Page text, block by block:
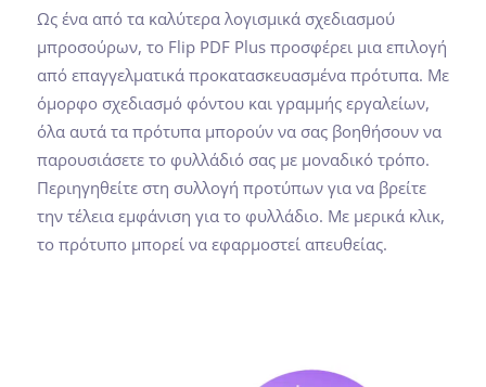
Ως ένα από τα καλύτερα λογισμικά σχεδιασμού
μπροσούρων, το Flip PDF Plus προσφέρει μια επιλογή
από επαγγελματικά προκατασκευασμένα πρότυπα. Με
όμορφο σχεδιασμό φόντου και γραμμής εργαλείων,
όλα αυτά τα πρότυπα μπορούν να σας βοηθήσουν να
παρουσιάσετε το φυλλάδιό σας με μοναδικό τρόπο.
Περιηγηθείτε στη συλλογή προτύπων για να βρείτε
την τέλεια εμφάνιση για το φυλλάδιο. Με μερικά κλικ,
το πρότυπο μπορεί να εφαρμοστεί απευθείας.